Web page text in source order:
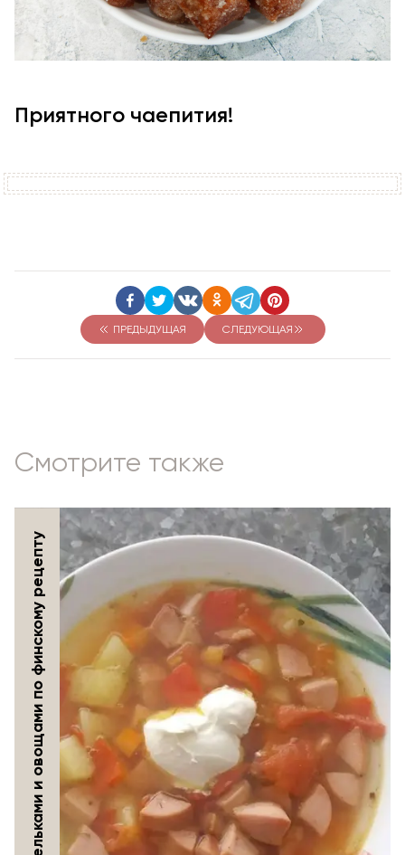
Приятного чаепития!
ПРЕДЫДУЩАЯ СЛЕДУЮЩАЯ
Смотрите также
Суп с сардельками и овощами по финскому рецепту